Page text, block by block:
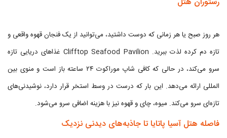
هر روز صبح یا هر زمانی که دوست داشتید، می‌توانید از یک فنجان قهوه واقعی و
تازه دم کرده لذت ببرید. Clifftop Seafood Pavilion غذاهای دریایی تازه
سرو می‌کند، در حالی که کافی شاپ موراکوت ۲۴ ساعته باز است و منوی بین
المللی ارائه می‌دهد. این بار که درست در وسط استخر قرار دارد، نوشیدنی‌های
تازه‌ای سرو می‌کند. میوه، چای و قهوه نیز با هزینه اضافی سرو می‌شود.
فاصله هتل آسیا پاتایا تا جاذبه‌های دیدنی نزدیک